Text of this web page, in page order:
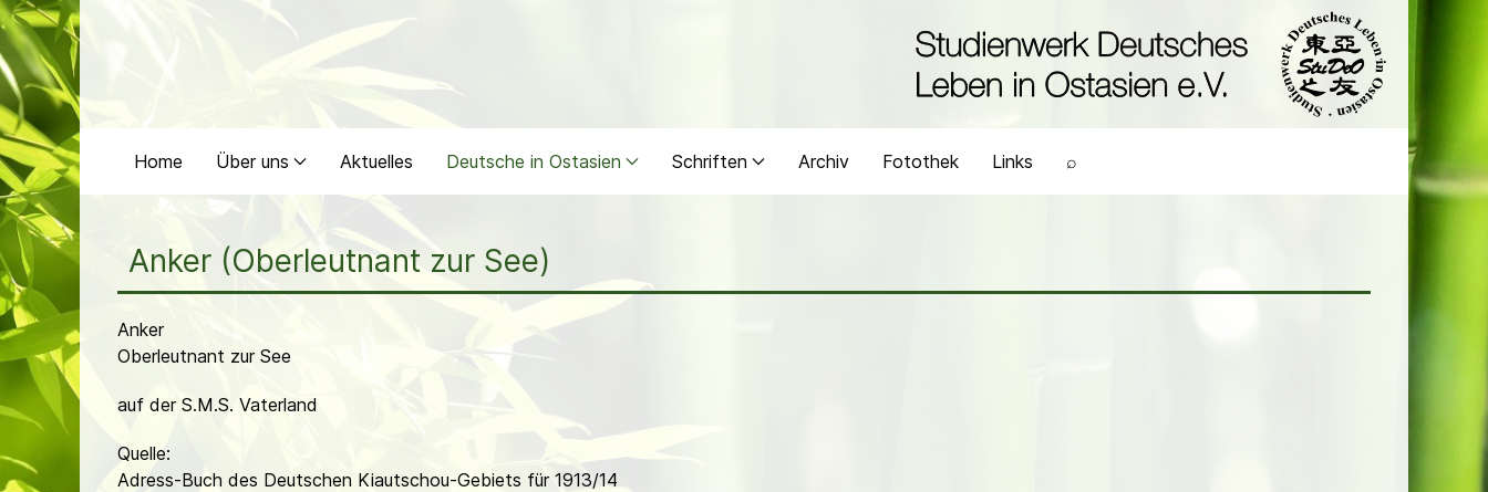
Home Über uns Aktuelles Deutsche in Ostasien Schriften Archiv Fotothek Links ⌕
Anker (Oberleutnant zur See)
Anker
Oberleutnant zur See
auf der S.M.S. Vaterland
Quelle:
Adress-Buch des Deutschen Kiautschou-Gebiets für 1913/14